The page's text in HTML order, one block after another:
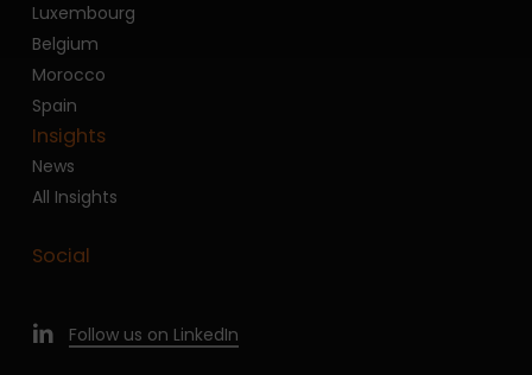
Luxembourg
Belgium
Morocco
Spain
Insights
News
All Insights
Social
Follow us on LinkedIn